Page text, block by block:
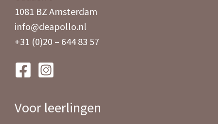
1081 BZ Amsterdam
info@deapollo.nl
+31 (0)20 – 644 83 57
Voor leerlingen